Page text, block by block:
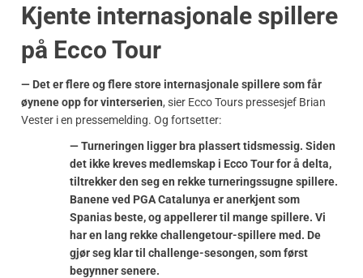
Kjente internasjonale spillere
på Ecco Tour
— Det er flere og flere store internasjonale spillere som får
øynene opp for vinterserien, sier Ecco Tours pressesjef Brian
Vester i en pressemelding. Og fortsetter:
— Turneringen ligger bra plassert tidsmessig. Siden
det ikke kreves medlemskap i Ecco Tour for å delta,
tiltrekker den seg en rekke turneringssugne spillere.
Banene ved PGA Catalunya er anerkjent som
Spanias beste, og appellerer til mange spillere. Vi
har en lang rekke challengetour-spillere med. De
gjør seg klar til challenge-sesongen, som først
begynner senere.